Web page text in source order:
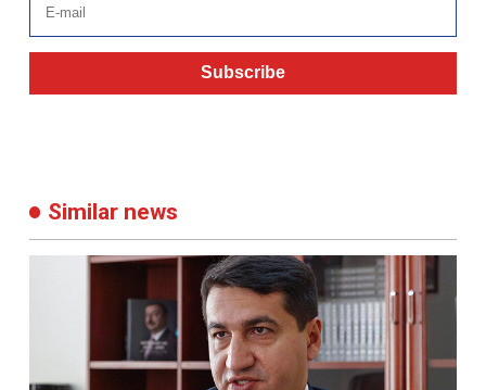
Subscribe
Similar news